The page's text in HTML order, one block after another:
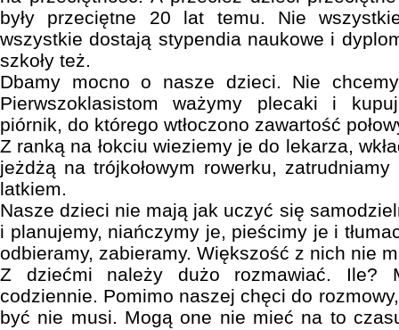
były przeciętne 20 lat temu. Nie
wszystkie dostają stypendia naukowe i
szkoły też.
Dbamy mocno o nasze dzieci. Nie
Pierwszoklasistom ważymy plecaki i
piórnik, do którego wtłoczono zawartość
Z ranką na łokciu wieziemy je do lekarza,
jeżdżą na trójkołowym rowerku,
latkiem.
Nasze dzieci nie mają jak uczyć się
i planujemy, niańczymy je, pieścimy je i
odbieramy, zabieramy. Większość z nich nie
Z dziećmi należy dużo rozmawiać. Ile?
codziennie. Pomimo naszej chęci do
być nie musi. Mogą one nie mieć na to